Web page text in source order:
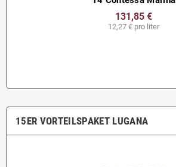
131,85 €
12,27 € pro liter
15ER VORTEILSPAKET LUGANA